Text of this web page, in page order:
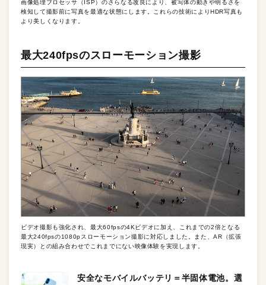
画像処理プロセッサ（ISP）のさらなる改良により、被写体の動きや明るさを
検知して撮影前に写真を最適な状態にします。これらの技術によりHDR写真も
より美しくなります。
最大240fpsのスローモーション撮影
ビデオ撮影も強化され、最大60fpsの4Kビデオに加え、これまでの2倍となる
最大240fpsの1080pスローモーション撮影に対応しました。また、AR（拡張
現実）との組み合わせでこれまでにない映像体験を実現します。
安全なモバイルバッテリ＝半固体電池。選